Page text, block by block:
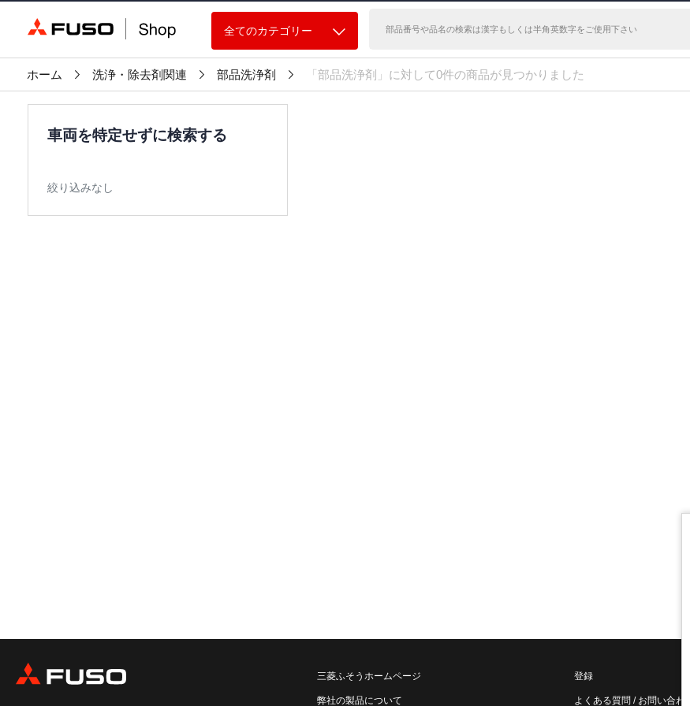
全てのカテゴリー
ホーム 洗浄・除去剤関連 部品洗浄剤 「部品洗浄剤」に対して0件の商品が見つかりました
車両を特定せずに検索する
絞り込みなし
三菱ふそうホームページ
弊社の製品について
登録
よくある質問 / お問い合わせ